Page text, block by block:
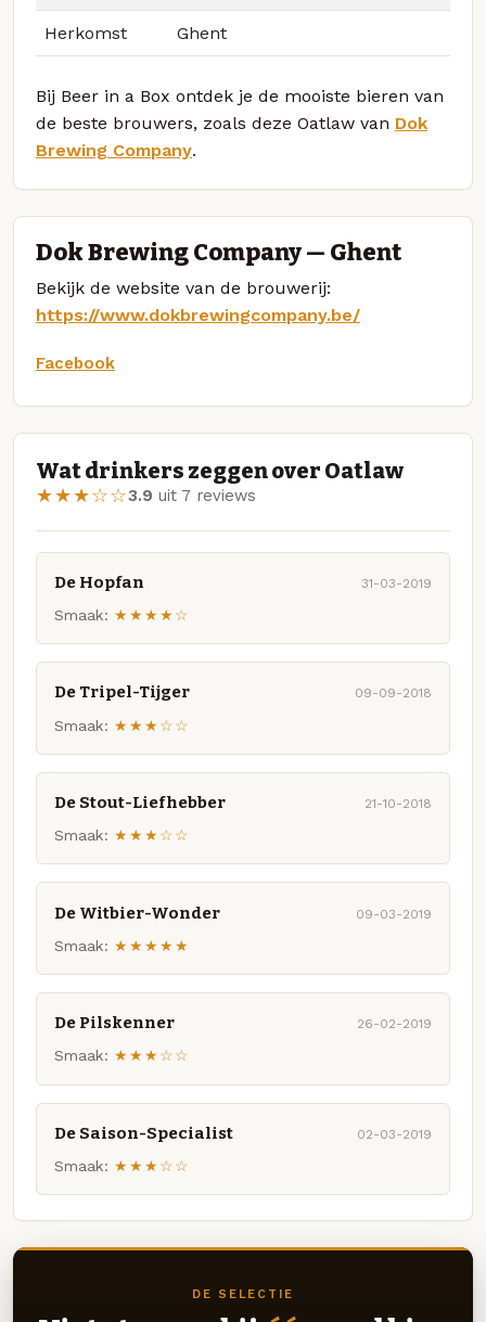
Herkomst Ghent
Bij Beer in a Box ontdek je de mooiste bieren van
de beste brouwers, zoals deze Oatlaw van Dok
Brewing Company.
Dok Brewing Company — Ghent
Bekijk de website van de brouwerij:
https://www.dokbrewingcompany.be/
Facebook
Wat drinkers zeggen over Oatlaw
★★★☆☆3.9 uit 7 reviews
De Hopfan 31-03-2019
Smaak: ★★★★☆
De Tripel-Tijger 09-09-2018
Smaak: ★★★☆☆
De Stout-Liefhebber 21-10-2018
Smaak: ★★★☆☆
De Witbier-Wonder 09-03-2019
Smaak: ★★★★★
De Pilskenner 26-02-2019
Smaak: ★★★☆☆
De Saison-Specialist 02-03-2019
Smaak: ★★★☆☆
DE SELECTIE